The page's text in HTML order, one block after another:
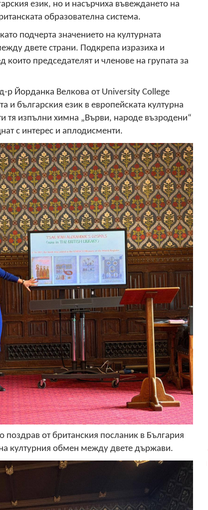
език, но и насърчиха въвеждането на
образователна система.
подчерта значението на културната
двете страни. Подкрепа изразиха и
които председателят и членове на групата за
р Йорданка Велкова от University College
и българския език в европейската културна
тя изпълни химна „Върви, народе възродени“
с интерес и аплодисменти.
от британския посланик в България
културния обмен между двете държави.